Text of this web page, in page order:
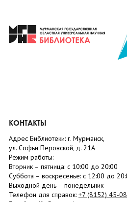
КОНТАКТЫ
Адрес Библиотеки: г. Мурманск,
ул. Софьи Перовской, д. 21А
Режим работы:
Вторник – пятница: с 10:00 до 20:00
Суббота – воскресенье: c 12:00 до
Выходной день – понедельник
Телефон для справок: +7 (8152) 45-